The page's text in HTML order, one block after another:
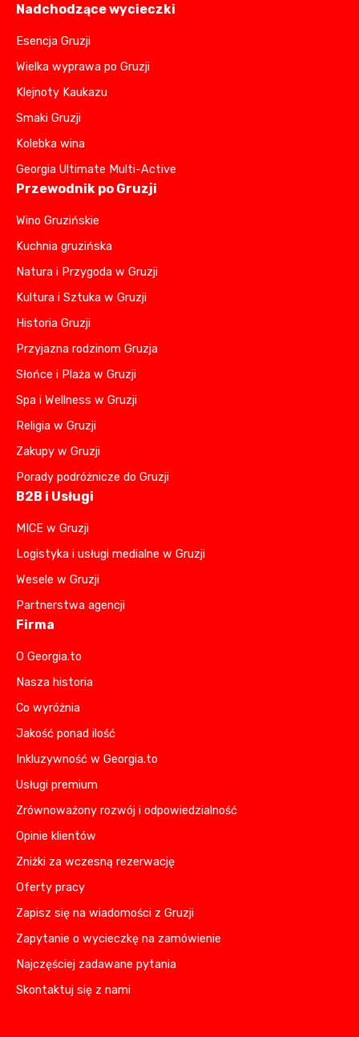
Nadchodzące wycieczki
Esencja Gruzji
Wielka wyprawa po Gruzji
Klejnoty Kaukazu
Smaki Gruzji
Kolebka wina
Georgia Ultimate Multi-Active
Przewodnik po Gruzji
Wino Gruzińskie
Kuchnia gruzińska
Natura i Przygoda w Gruzji
Kultura i Sztuka w Gruzji
Historia Gruzji
Przyjazna rodzinom Gruzja
Słońce i Plaża w Gruzji
Spa i Wellness w Gruzji
Religia w Gruzji
Zakupy w Gruzji
Porady podróżnicze do Gruzji
B2B i Usługi
MICE w Gruzji
Logistyka i usługi medialne w Gruzji
Wesele w Gruzji
Partnerstwa agencji
Firma
O Georgia.to
Nasza historia
Co wyróżnia
Jakość ponad ilość
Inkluzywność w Georgia.to
Usługi premium
Zrównoważony rozwój i odpowiedzialność
Opinie klientów
Zniżki za wczesną rezerwację
Oferty pracy
Zapisz się na wiadomości z Gruzji
Zapytanie o wycieczkę na zamówienie
Najczęściej zadawane pytania
Skontaktuj się z nami